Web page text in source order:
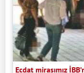
Ecdat mirasımız